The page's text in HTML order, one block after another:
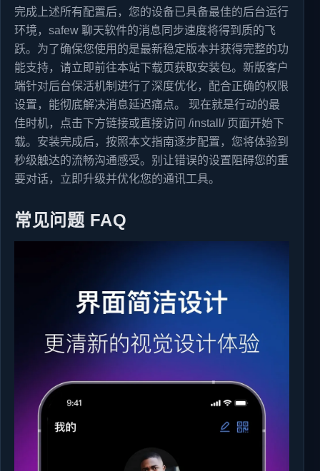
完成上述所有配置后，您的设备已具备最佳的后台运行
环境，safew 聊天软件的消息同步速度将得到质的飞
跃。为了确保您使用的是最新稳定版本并获得完整的功
能支持，请立即前往本站下载页获取安装包。新版客户
端针对后台保活机制进行了深度优化，配合正确的权限
设置，能彻底解决消息延迟痛点。 现在就是行动的最
佳时机，点击下方链接或直接访问 /install/ 页面开始下
载。安装完成后，按照本文指南逐步配置，您将体验到
秒级触达的流畅沟通感受。别让错误的设置阻碍您的重
要对话，立即升级并优化您的通讯工具。
常见问题 FAQ